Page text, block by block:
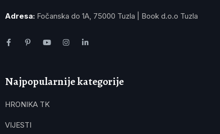
Adresa: Fočanska do 1A, 75000 Tuzla | Book d.o.o Tuzla
Najpopularnije kategorije
HRONIKA TK
VIJESTI